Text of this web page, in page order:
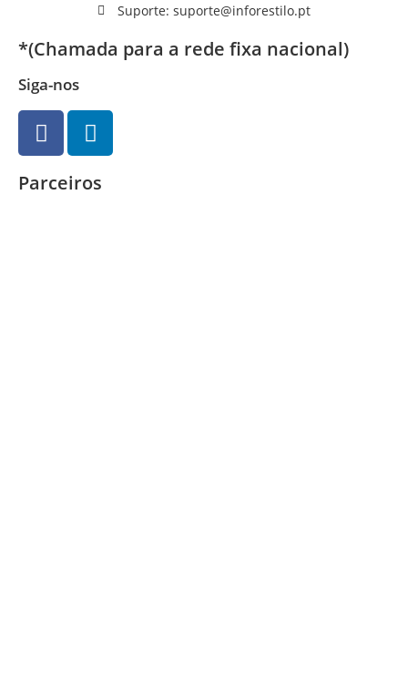
Suporte: suporte@inforestilo.pt
*(Chamada para a rede fixa nacional)
Siga-nos
Parceiros